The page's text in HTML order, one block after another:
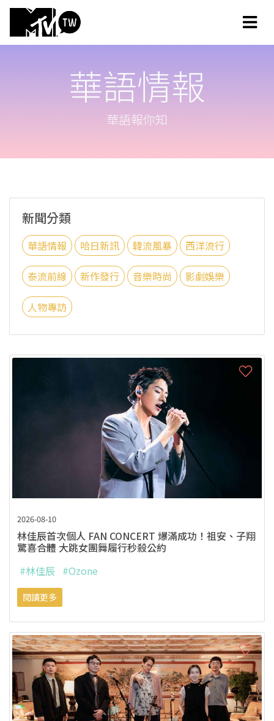
華語情報
華語報你知
新聞分類
華語情報 哈日新訊 韓流風暴 西洋流行
泰流前線 新作發行 音樂時尚 影劇娛樂
人物專訪
2026-08-10
林佳辰首次個人 FAN CONCERT 爆滿成功！祖安、子翔
驚喜合體 大跳女團舞履行秒殺公約
#林佳辰 #Ozone
閱讀更多